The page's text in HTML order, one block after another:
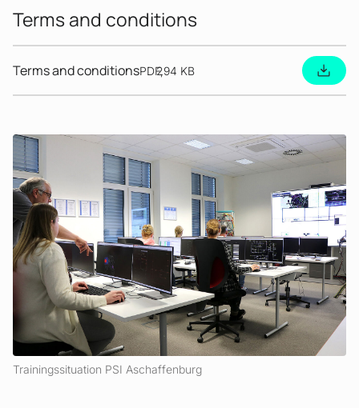
Terms and conditions
Dokument
PDF294 KB
Terms and conditions
Trainingssituation PSI Aschaffenburg